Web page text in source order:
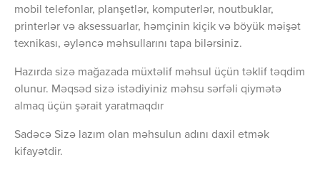
mobil telefonlar, planşetlər, komputerlər, noutbuklar,
printerlər və aksessuarlar, həmçinin kiçik və böyük məişət
texnikası, əyləncə məhsullarını tapa bilərsiniz.
Hazırda sizə mağazada müxtəlif məhsul üçün təklif təqdim
olunur. Məqsəd sizə istədiyiniz məhsu sərfəli qiymətə
almaq üçün şərait yaratmaqdır
Sadəcə Sizə lazım olan məhsulun adını daxil etmək
kifayətdir.